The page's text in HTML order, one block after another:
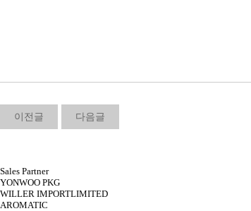
이전글 다음글
Sales Partner
YONWOO PKG
WILLER IMPORTLIMITED
AROMATIC